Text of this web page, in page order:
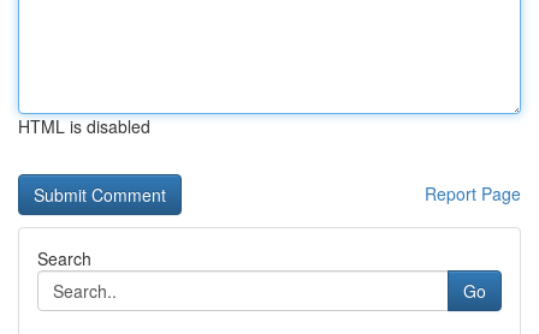
HTML is disabled
Report Page
Search
Go